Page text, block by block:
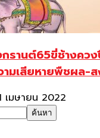
รานต์65ขี่ช้างควง
มเสียหายพืชผล-ส
เมษายน 2022